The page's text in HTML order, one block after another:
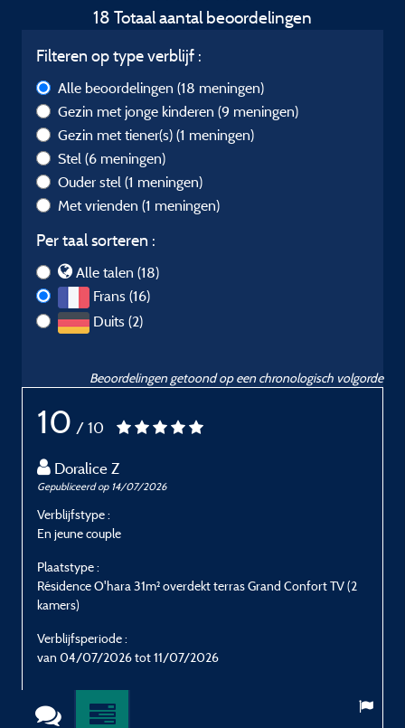
18 Totaal aantal beoordelingen
Filteren op type verblijf :
Alle beoordelingen (18 meningen)
Gezin met jonge kinderen (9 meningen)
Gezin met tiener(s) (1 meningen)
Stel (6 meningen)
Ouder stel (1 meningen)
Met vrienden (1 meningen)
Per taal sorteren :
Alle talen (18)
Frans (16)
Duits (2)
Beoordelingen getoond op een chronologisch volgorde
10 / 10
Doralice Z
Gepubliceerd op 14/07/2026
Verblijfstype :
En jeune couple
Plaatstype :
Résidence O'hara 31m² overdekt terras Grand Confort TV (2
kamers)
Verblijfsperiode :
van 04/07/2026 tot 11/07/2026